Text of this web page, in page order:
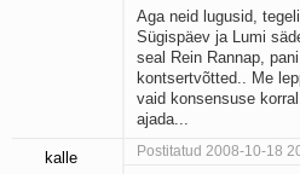
Aga neid lugusid,
Sügispäev ja Lumi
seal Rein Rannap,
kontsertvõtted.. Me
vaid konsensuse
ajada...
kalle Postitatud 2008-10-18